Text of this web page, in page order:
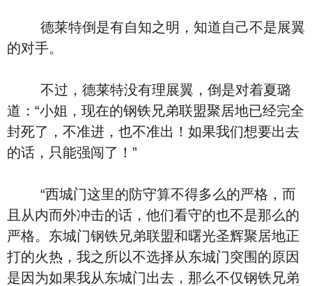
德莱特倒是有自知之明，知道自己不是展翼
的对手。
不过，德莱特没有理展翼，倒是对着夏璐
道：“小姐，现在的钢铁兄弟联盟聚居地已经完全
封死了，不准进，也不准出！如果我们想要出去
的话，只能强闯了！”
“西城门这里的防守算不得多么的严格，而
且从内而外冲击的话，他们看守的也不是那么的
严格。东城门钢铁兄弟联盟和曙光圣辉聚居地正
打的火热，我之所以不选择从东城门突围的原因
是因为如果我从东城门出去，那么不仅钢铁兄弟